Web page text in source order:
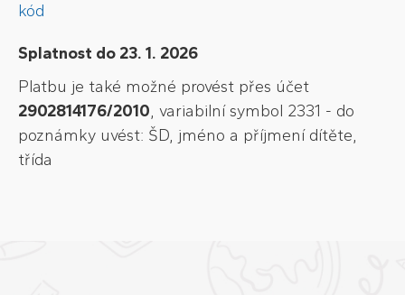
kód
Splatnost do 23. 1. 2026
Platbu je také možné provést přes účet
2902814176/2010, variabilní symbol 2331 - do
poznámky uvést: ŠD, jméno a příjmení dítěte,
třída